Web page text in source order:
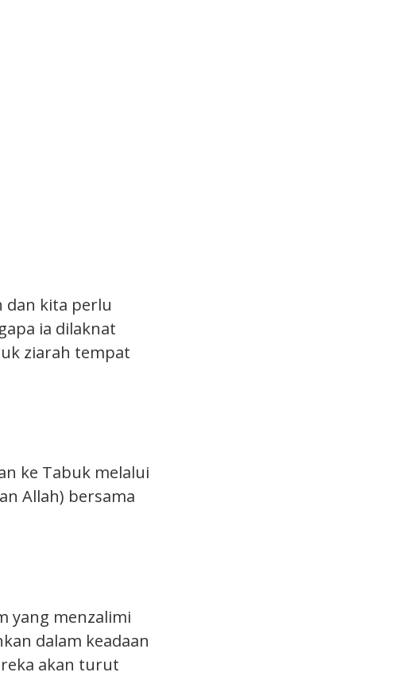
kita perlu
ia dilaknat
ziarah tempat
ke Tabuk melalui
Allah) bersama
yang menzalimi
dalam keadaan
akan turut